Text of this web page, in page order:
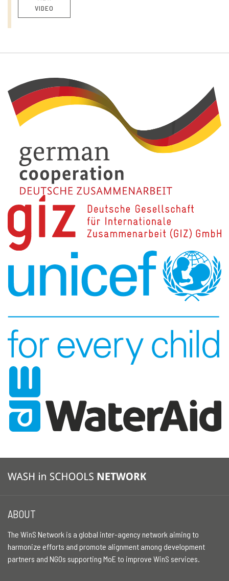
VIDEO
ABOUT
The WinS Network is a global inter-agency network aiming to
harmonize efforts and promote alignment among development
partners and NGOs supporting MoE to improve WinS services.